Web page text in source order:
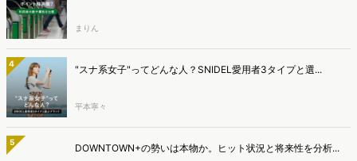
まりん
4 "スナ系女子"ってどんな人？SNIDEL愛用者3タイプと選...
平本寧々
5 DOWNTOWN+の勢いは本物か。ヒット状況と将来性を分析...